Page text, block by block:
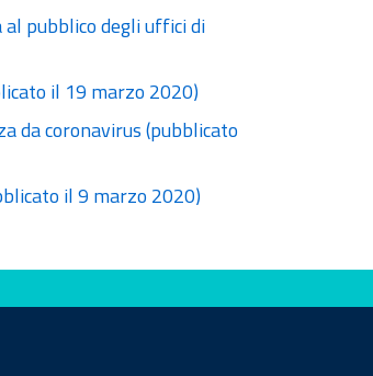
pubblico degli uffici di
il 19 marzo 2020)
da coronavirus (pubblicato
il 9 marzo 2020)